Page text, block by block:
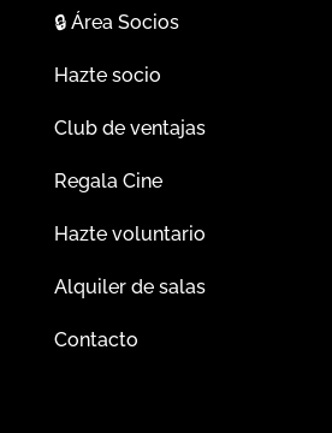
🔒Área Socios
Hazte socio
Club de ventajas
Regala Cine
Hazte voluntario
Alquiler de salas
Contacto